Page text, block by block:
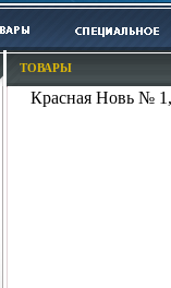
ТОВАРЫ
Красная Новь №